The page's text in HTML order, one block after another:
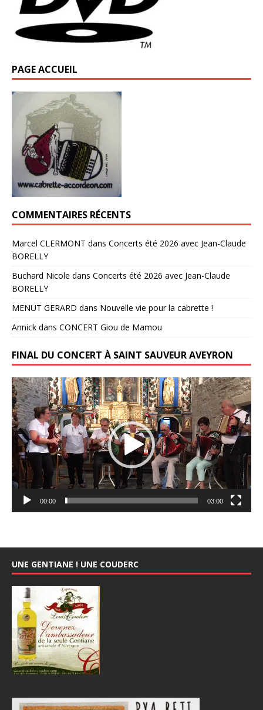
PAGE ACCUEIL
COMMENTAIRES RÉCENTS
Marcel CLERMONT dans Concerts été 2026 avec Jean-Claude
BORELLY
Buchard Nicole dans Concerts été 2026 avec Jean-Claude
BORELLY
MENUT GERARD dans Nouvelle vie pour la cabrette !
Annick dans CONCERT Giou de Mamou
FINAL DU CONCERT À SAINT SAUVEUR AVEYRON
Lecteur
vidéo
00:00 03:00
UNE GENTIANE ! UNE COUDERC